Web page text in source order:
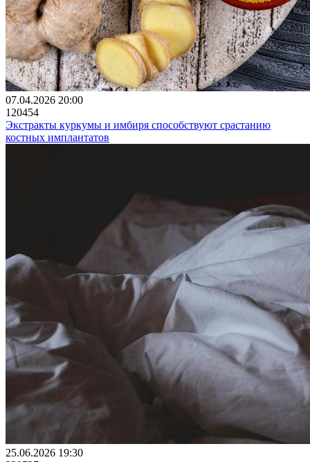
07.04.2026 20:00
120454
Экстракты куркумы и имбиря способствуют срастанию
костных имплантатов
25.06.2026 19:30